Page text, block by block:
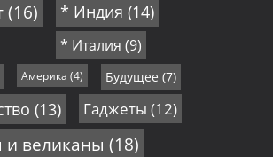
(16) * Индия (14)
* Италия (9)
Америка (4) Будущее (7)
(13) Гаджеты (12)
и великаны (18)